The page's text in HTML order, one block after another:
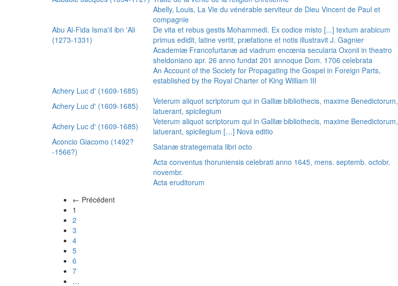
Abelly, Louis, La Vie du vénérable serviteur de Dieu Vincent de Paul et
compagnie
Abu Al-Fida Isma'il ibn 'Ali
(1273-1331)
De vita et rebus gestis Mohammedi. Ex codice misto [...] textum arabicum
primus edidit, latine vertit, præfatione et notis illustravit J. Gagnier
Academiæ Francofurtanæ ad viadrum encœnia secularia Oxonii in theatro
sheldoniano apr. 26 anno fundat 201 annoque Dom. 1706 celebrata
An Account of the Society for Propagating the Gospel in Foreign Parts,
established by the Royal Charter of King William III
Achery Luc d' (1609-1685)
Achery Luc d' (1609-1685)
Veterum aliquot scriptorum qui in Galliæ bibliothecis, maxime Benedictorum,
latuerant, spicilegium
Achery Luc d' (1609-1685)
Veterum aliquot scriptorum qui in Galliæ bibliothecis, maxime Benedictorum,
latuerant, spicilegium […] Nova editio
Aconcio Giacomo (1492?
-1566?)
Satanæ strategemata libri octo
Acta conventus thoruniensis celebrati anno 1645, mens. septemb. octobr.
novembr.
Acta eruditorum
← Précédent
1
2
3
4
5
6
7
…